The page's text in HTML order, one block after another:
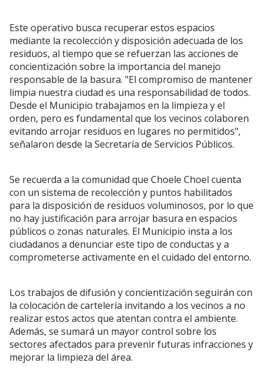
Este operativo busca recuperar estos espacios
mediante la recolección y disposición adecuada de los
residuos, al tiempo que se refuerzan las acciones de
concientización sobre la importancia del manejo
responsable de la basura. "El compromiso de mantener
limpia nuestra ciudad es una responsabilidad de todos.
Desde el Municipio trabajamos en la limpieza y el
orden, pero es fundamental que los vecinos colaboren
evitando arrojar residuos en lugares no permitidos",
señalaron desde la Secretaría de Servicios Públicos.
Se recuerda a la comunidad que Choele Choel cuenta
con un sistema de recolección y puntos habilitados
para la disposición de residuos voluminosos, por lo que
no hay justificación para arrojar basura en espacios
públicos o zonas naturales. El Municipio insta a los
ciudadanos a denunciar este tipo de conductas y a
comprometerse activamente en el cuidado del entorno.
Los trabajos de difusión y concientización seguirán con
la colocación de cartelería invitando a los vecinos a no
realizar estos actos que atentan contra el ambiente.
Además, se sumará un mayor control sobre los
sectores afectados para prevenir futuras infracciones y
mejorar la limpieza del área.